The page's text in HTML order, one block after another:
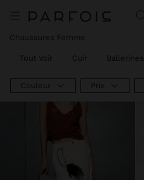
Chaussures Femme​
Tout Voir Cuir Ballerines
Couleur Prix